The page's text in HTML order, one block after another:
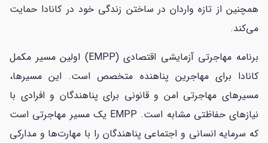
همچنین از تازه واردان در ساختن زندگی خود در کانادا حمایت
می‌کند.
برنامه مهاجرتی آزمایشی اقتصادی (EMPP) اولین مسیر مکمل
کانادا برای مهاجرین پناهنده متخصص است. این مسیرها،
مسیرهای مهاجرتی امن و قانونی برای پناهندگان و افرادی با
نیازهای حفاظتی مشابه است. EMPP یک مسیر مهاجرتی است
که سرمایه انسانی و اجتماعی پناهندگان را با مهارت‌ها و مدارکی